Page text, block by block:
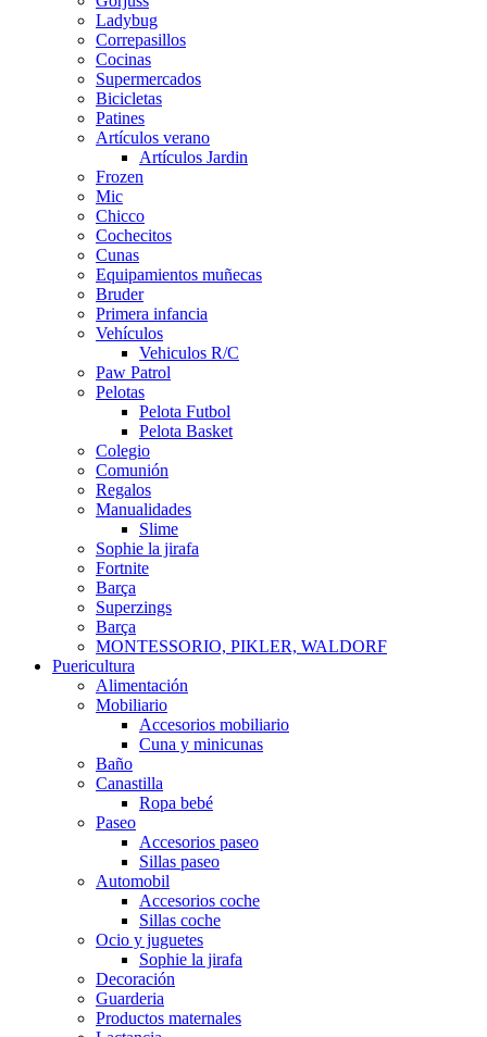
Ladybug
Correpasillos
Cocinas
Supermercados
Bicicletas
Patines
Artículos verano
Artículos Jardin
Frozen
Mic
Chicco
Cochecitos
Cunas
Equipamientos muñecas
Bruder
Primera infancia
Vehículos
Vehiculos R/C
Paw Patrol
Pelotas
Pelota Futbol
Pelota Basket
Colegio
Comunión
Regalos
Manualidades
Slime
Sophie la jirafa
Fortnite
Barça
Superzings
Barça
MONTESSORIO, PIKLER, WALDORF
Puericultura
Alimentación
Mobiliario
Accesorios mobiliario
Cuna y minicunas
Baño
Canastilla
Ropa bebé
Paseo
Accesorios paseo
Sillas paseo
Automobil
Accesorios coche
Sillas coche
Ocio y juguetes
Sophie la jirafa
Decoración
Guarderia
Productos maternales